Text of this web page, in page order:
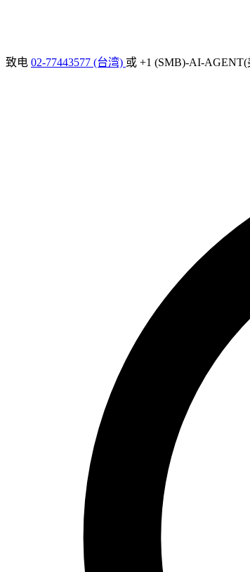
致电 02-77443577 (台湾) 或 +1 (SMB)-AI-AGENT(